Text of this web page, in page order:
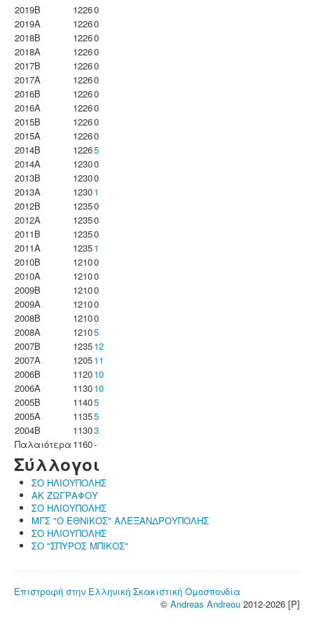
2019B
12260
2019A
12260
2018B
12260
2018A
12260
2017B
12260
2017A
12260
2016B
12260
2016A
12260
2015B
12260
2015A
12260
2014B
12265
2014A
12300
2013B
12300
2013A
12301
2012B
12350
2012A
12350
2011B
12350
2011A
12351
2010B
12100
2010A
12100
2009B
12100
2009A
12100
2008B
12100
2008A
12105
2007B
123512
2007A
120511
2006B
112010
2006A
113010
2005B
11405
2005A
11355
2004B
11303
Παλαιότερα 1160-
Σύλλογοι
ΣΟ ΗΛΙΟΥΠΟΛΗΣ
ΑΚ ΖΩΓΡΑΦΟΥ
ΣΟ ΗΛΙΟΥΠΟΛΗΣ
ΜΓΣ "Ο ΕΘΝΙΚΟΣ" ΑΛΕΞΑΝΔΡΟΥΠΟΛΗΣ
ΣΟ ΗΛΙΟΥΠΟΛΗΣ
ΣΟ "ΣΠΥΡΟΣ ΜΠΙΚΟΣ"
Επιστροφή στην Ελληνική Σκακιστική Ομοσπονδία
© Andreas Andreou 2012-2026 [P]